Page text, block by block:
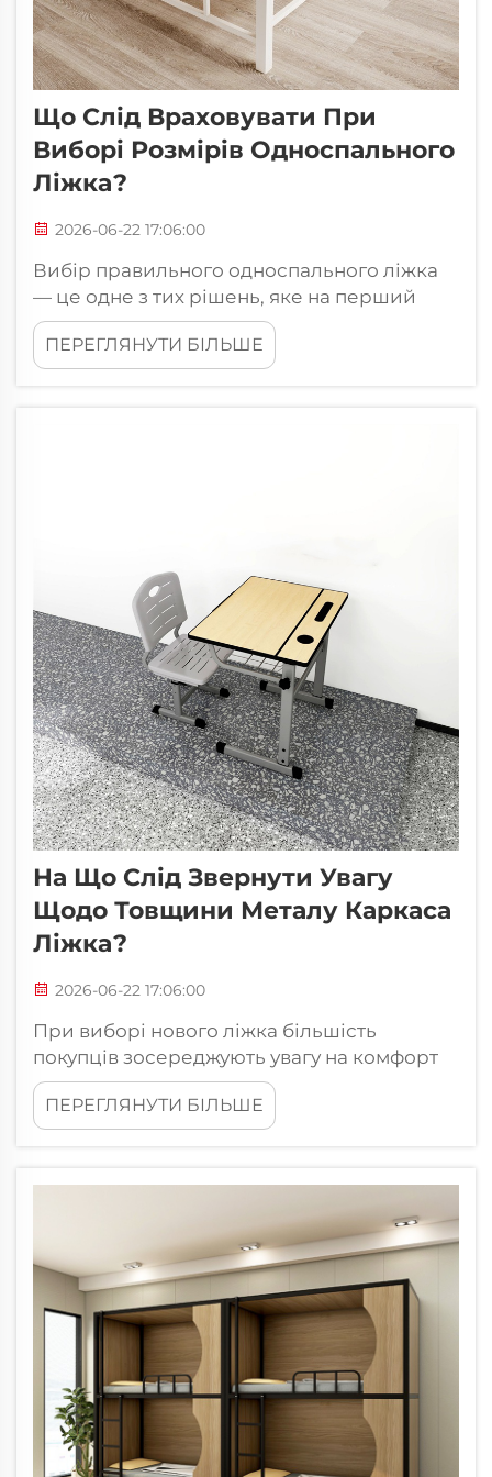
Що Слід Враховувати При
Виборі Розмірів Односпального
Ліжка?
2026-06-22 17:06:00
Вибір правильного односпального ліжка
— це одне з тих рішень, яке на перший
погляд здається простим, але має більше
практичного значення, ніж очікують
більшість покупців. Односпальне ліжко
ПЕРЕГЛЯНУТИ БІЛЬШЕ
На Що Слід Звернути Увагу
Щодо Товщини Металу Каркаса
Ліжка?
2026-06-22 17:06:00
При виборі нового ліжка більшість
покупців зосереджують увагу на комфорт
матраца та естетику спальні, однак саме
структурна міцність металевого каркаса
ліжка визначає, як довго цей предмет
використаного в каркасі ліжка, є
ключовим фактором його довговічності...
ПЕРЕГЛЯНУТИ БІЛЬШЕ